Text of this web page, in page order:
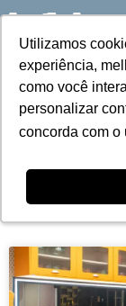
Utilizamos
experiência,
como você
personalizar
concorda com o
Utilizamos
experiência,
como você
personalizar
concorda com o
Pular
para
o
conteúdo